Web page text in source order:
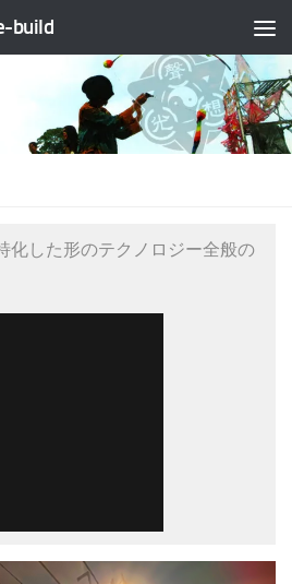
build
化した形のテクノロジー全般の